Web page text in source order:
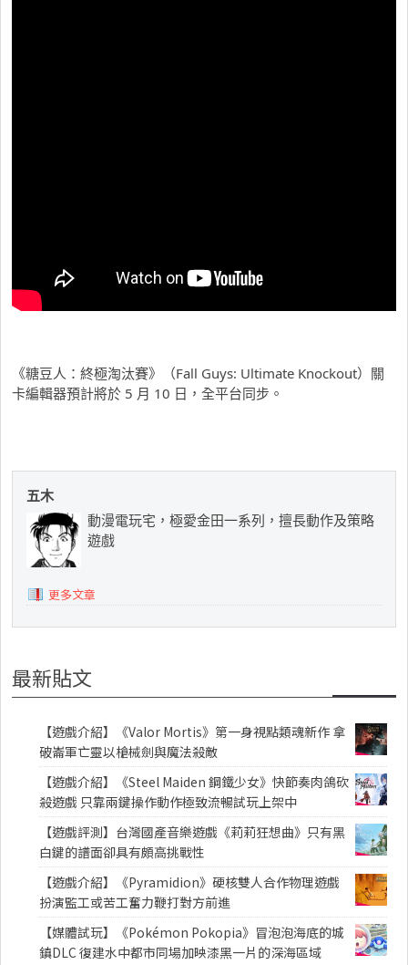
《糖豆人：終極淘汰賽》（Fall Guys: Ultimate Knockout）關
卡編輯器預計將於 5 月 10 日，全平台同步。
五木
動漫電玩宅，極愛金田一系列，擅長動作及策略
遊戲
更多文章
最新貼文
【遊戲介紹】《Valor Mortis》第一身視點類魂新作 拿
破崙軍亡靈以槍械劍與魔法殺敵
【遊戲介紹】《Steel Maiden 鋼鐵少女》快節奏肉鴿砍
殺遊戲 只靠兩鍵操作動作極致流暢試玩上架中
【遊戲評測】台灣國產音樂遊戲《莉莉狂想曲》只有黑
白鍵的譜面卻具有頗高挑戰性
【遊戲介紹】《Pyramidion》硬核雙人合作物理遊戲
扮演監工或苦工奮力鞭打對方前進
【媒體試玩】《Pokémon Pokopia》冒泡泡海底的城
鎮DLC 復建水中都市同場加映漆黑一片的深海區域